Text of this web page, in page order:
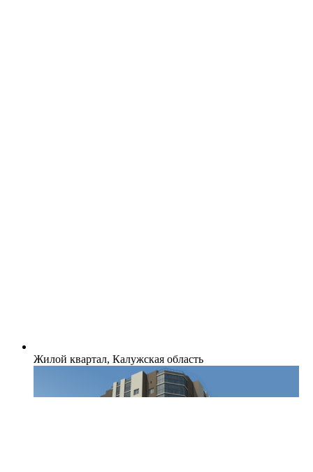
Жилой квартал, Калужская область